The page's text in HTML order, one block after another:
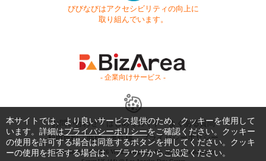
びびなびはアクセシビリティの向上に
取り組んでいます。
- 企業向けサービス -
お問い合わせ はじめてガイド
よくある質問
利用規約
商標・著作権 プライバシーポリシー
Copyright © 1999-2026 Vivid Navigation, Inc. All Rights Reserved.
本サイトでは、より良いサービス提供のため、クッキーを使用して
います。詳細はプライバシーポリシーをご確認ください。クッキー
の使用を許可する場合は同意するボタンを押してください。クッキ
ーの使用を拒否する場合は、ブラウザからご設定ください。